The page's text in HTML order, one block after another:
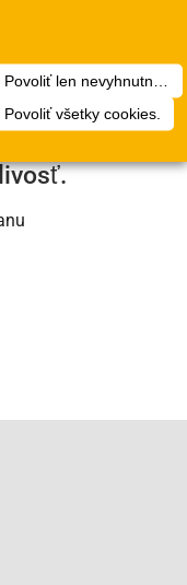
Povoliť všetky cookies.
chybe.
už pracuje.